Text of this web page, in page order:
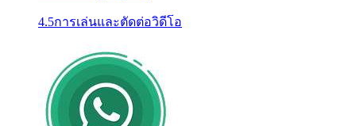
4.5การเล่นและตัดต่อวิดีโอ